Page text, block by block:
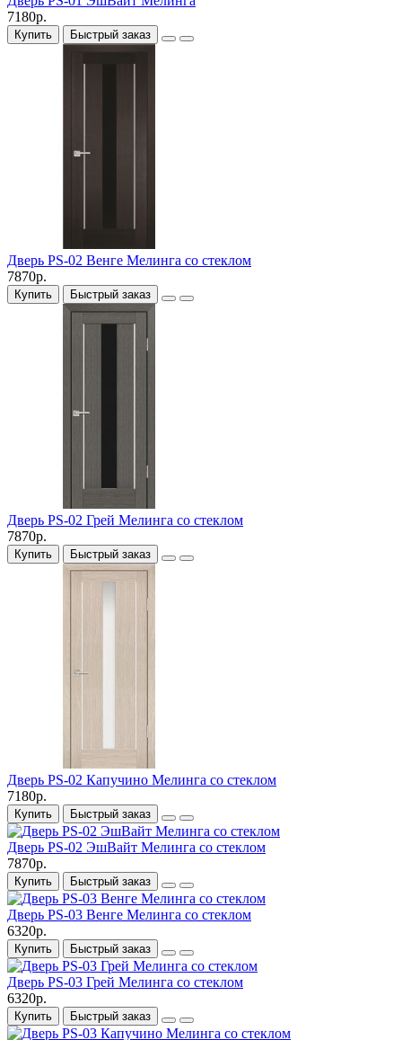
7180р.
Купить Быстрый заказ
Дверь PS-02 Венге Мелинга со стеклом
7870р.
Купить Быстрый заказ
Дверь PS-02 Грей Мелинга со стеклом
7870р.
Купить Быстрый заказ
Дверь PS-02 Капучино Мелинга со стеклом
7180р.
Купить Быстрый заказ
Дверь PS-02 ЭшВайт Мелинга со стеклом
7870р.
Купить Быстрый заказ
Дверь PS-03 Венге Мелинга со стеклом
6320р.
Купить Быстрый заказ
Дверь PS-03 Грей Мелинга со стеклом
6320р.
Купить Быстрый заказ